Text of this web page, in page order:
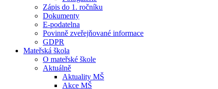
Zápis do 1. ročníku
Dokumenty
E-podatelna
Povinně zveřejňované informace
GDPR
Mateřská škola
O mateřské škole
Aktuálně
Aktuality MŠ
Akce MŠ